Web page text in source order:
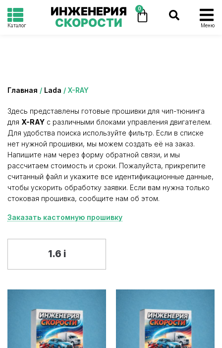
Каталог
ИНЖЕНЕРИЯ
СКОРОСТИ
0
Меню
Главная / Lada / X-RAY
Здесь представлены готовые прошивки для чип-тюнинга
для X-RAY с различными блоками управления двигателем.
Для удобства поиска используйте фильтр. Если в списке
нет нужной прошивки, мы можем создать её на заказ.
Напишите нам через форму обратной связи, и мы
рассчитаем стоимость и сроки. Пожалуйста, прикрепите
считанный файл и укажите все идентификационные данные,
чтобы ускорить обработку заявки. Если вам нужна только
стоковая прошивка, сообщите нам об этом.
Заказать кастомную прошивку
1.6 i